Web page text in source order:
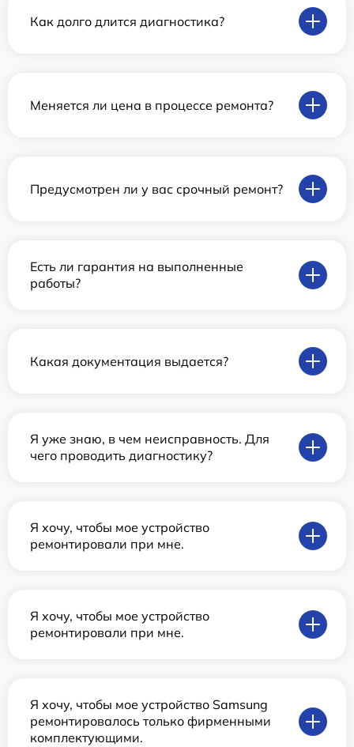
Как долго длится диагностика?
Меняется ли цена в процессе ремонта?
Предусмотрен ли у вас срочный ремонт?
Есть ли гарантия на выполненные
работы?
Какая документация выдается?
Я уже знаю, в чем неисправность. Для
чего проводить диагностику?
Я хочу, чтобы мое устройство
ремонтировали при мне.
Я хочу, чтобы мое устройство
ремонтировали при мне.
Я хочу, чтобы мое устройство Samsung
ремонтировалось только фирменными
комплектующими.